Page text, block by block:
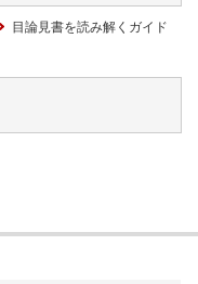
目論見書を読み解くガイド